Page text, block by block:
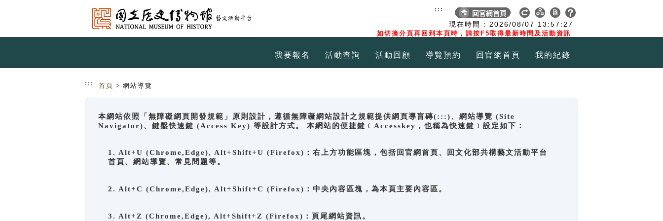
現在時間 : 2026/08/07 13:57:27
如切換分頁再回到本頁時，請按F5取得最新時間及活動資訊
:::
我要報名 活動查詢 活動回顧 導覽預約 回官網首頁 我的紀錄
::: 首頁 > 網站導覽
本網站依照「無障礙網頁開發規範」原則設計，遵循無障礙網站設計之規範提供網頁導盲磚(:::)、網站導覽 (Site
Navigator)、鍵盤快速鍵 (Access Key) 等設計方式。 本網站的便捷鍵﹝Accesskey，也稱為快速鍵﹞設定如下：
1. Alt+U (Chrome,Edge), Alt+Shift+U (Firefox)：右上方功能區塊，包括回官網首頁、回文化部共構藝文活動平台
首頁、網站導覽、常見問題等。
2. Alt+C (Chrome,Edge), Alt+Shift+C (Firefox)：中央內容區塊，為本頁主要內容區。
3. Alt+Z (Chrome,Edge), Alt+Shift+Z (Firefox)：頁尾網站資訊。